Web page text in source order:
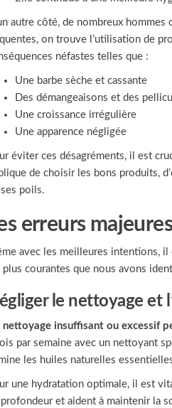
autre côté, de nombreux
on trouve l’utilisation de
néfastes telles que :
Une barbe sèche et cassante
Des démangeaisons et des
Une croissance irrégulière
Une apparence négligée
éviter ces désagréments, il est
de choisir les bons produits,
poils.
erreurs
avec les meilleures intentions, il
plus courantes que nous avons
le nettoyage et
nettoyage insuffisant ou excessif
par semaine avec un nettoyant
les huiles naturelles
une hydratation optimale, il est
et aident à maintenir la